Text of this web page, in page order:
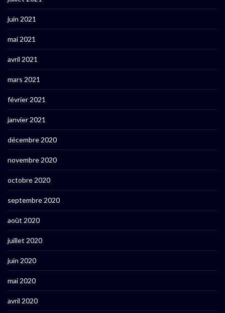
juin 2021
mai 2021
avril 2021
mars 2021
février 2021
janvier 2021
décembre 2020
novembre 2020
octobre 2020
septembre 2020
août 2020
juillet 2020
juin 2020
mai 2020
avril 2020